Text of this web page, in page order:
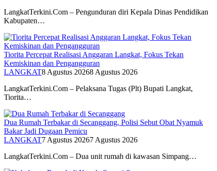
LangkatTerkini.Com – Pengunduran diri Kepala Dinas Pendidikan
Kabupaten…
Tiorita Percepat Realisasi Anggaran Langkat, Fokus Tekan
Kemiskinan dan Pengangguran
LANGKAT8 Agustus 20268 Agustus 2026
LangkatTerkini.Com – Pelaksana Tugas (Plt) Bupati Langkat,
Tiorita…
Dua Rumah Terbakar di Secanggang, Polisi Sebut Obat Nyamuk
Bakar Jadi Dugaan Pemicu
LANGKAT7 Agustus 20267 Agustus 2026
LangkatTerkini.Com – Dua unit rumah di kawasan Simpang…